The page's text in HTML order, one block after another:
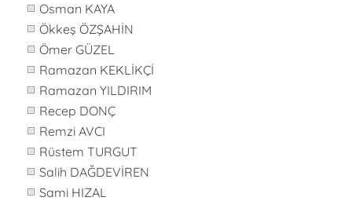
Osman KAYA
Ökkeş ÖZŞAHİN
Ömer GÜZEL
Ramazan KEKLİKÇİ
Ramazan YILDIRIM
Recep DONÇ
Remzi AVCI
Rüstem TURGUT
Salih DAĞDEVİREN
Sami HIZAL